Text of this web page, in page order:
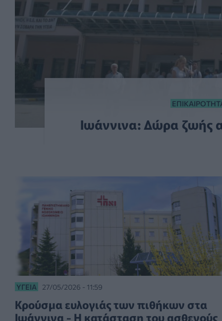
Ιωάννινα: Δώρα ζωής
ΥΓΕΊΑ 27/05/2026 - 11:59
Kρούσμα ευλογιάς των πιθήκων στα
Ιωάννινα - Η κατάσταση του ασθενούς